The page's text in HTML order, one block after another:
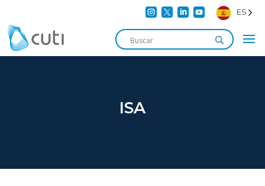
    ES
ISA